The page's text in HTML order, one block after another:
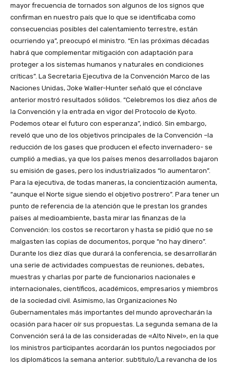
mayor frecuencia de tornados son algunos de los signos que
confirman en nuestro país que lo que se identificaba como
consecuencias posibles del calentamiento terrestre, están
ocurriendo ya”, preocupó el ministro. “En las próximas décadas
habrá que complementar mitigación con adaptación para
proteger a los sistemas humanos y naturales en condiciones
críticas”. La Secretaria Ejecutiva de la Convención Marco de las
Naciones Unidas, Joke Waller-Hunter señaló que el cónclave
anterior mostró resultados sólidos. “Celebremos los diez años de
la Convención y la entrada en vigor del Protocolo de Kyoto.
Podemos otear el futuro con esperanza”, indicó. Sin embargo,
reveló que uno de los objetivos principales de la Convención –la
reducción de los gases que producen el efecto invernadero- se
cumplió a medias, ya que los países menos desarrollados bajaron
su emisión de gases, pero los industrializados “lo aumentaron”.
Para la ejecutiva, de todas maneras, la concientización aumenta,
“aunque el Norte sigue siendo el objetivo postrero”. Para tener un
punto de referencia de la atención que le prestan los grandes
países al medioambiente, basta mirar las finanzas de la
Convención: los costos se recortaron y hasta se pidió que no se
malgasten las copias de documentos, porque “no hay dinero”.
Durante los diez días que durará la conferencia, se desarrollarán
una serie de actividades compuestas de reuniones, debates,
muestras y charlas por parte de funcionarios nacionales e
internacionales, científicos, académicos, empresarios y miembros
de la sociedad civil. Asimismo, las Organizaciones No
Gubernamentales más importantes del mundo aprovecharán la
ocasión para hacer oír sus propuestas. La segunda semana de la
Convención será la de las consideradas de «Alto Nivel», en la que
los ministros participantes acordarán los puntos negociados por
los diplomáticos la semana anterior. subtitulo/La revancha de los